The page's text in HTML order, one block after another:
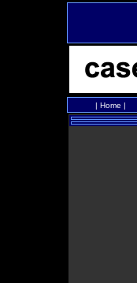
| Home |